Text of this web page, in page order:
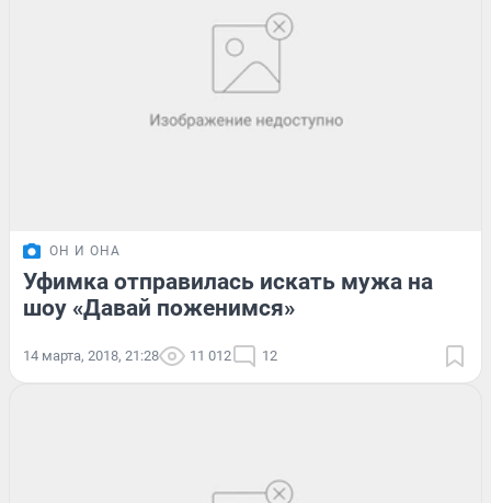
ОН И ОНА
Уфимка отправилась искать мужа на
шоу «Давай поженимся»
14 марта, 2018, 21:28 11 012 12